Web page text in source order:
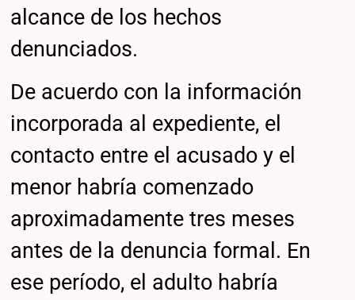
alcance de los hechos
denunciados.
De acuerdo con la información
incorporada al expediente, el
contacto entre el acusado y el
menor habría comenzado
aproximadamente tres meses
antes de la denuncia formal. En
ese período, el adulto habría